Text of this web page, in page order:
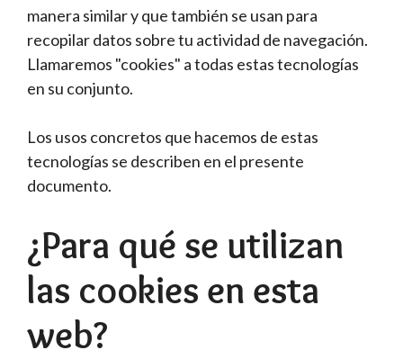
manera similar y que también se usan para
recopilar datos sobre tu actividad de navegación.
Llamaremos "cookies" a todas estas tecnologías
en su conjunto.
Los usos concretos que hacemos de estas
tecnologías se describen en el presente
documento.
¿Para qué se utilizan
las cookies en esta
web?